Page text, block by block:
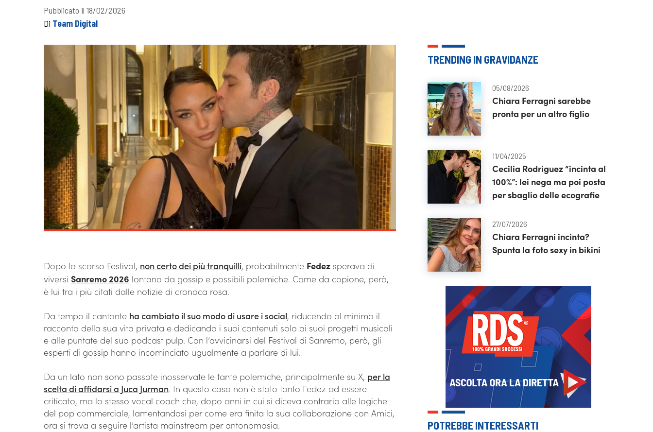
Pubblicato il 18/02/2026
Di Team Digital
Dopo lo scorso Festival, non certo dei più tranquilli, probabilmente Fedez sperava di
viversi Sanremo 2026 lontano da gossip e possibili polemiche. Come da copione, però,
è lui tra i più citati dalle notizie di cronaca rosa.
Da tempo il cantante ha cambiato il suo modo di usare i social, riducendo al minimo il
racconto della sua vita privata e dedicando i suoi contenuti solo ai suoi progetti musicali
e alle puntate del suo podcast pulp. Con l’avvicinarsi del Festival di Sanremo, però, gli
esperti di gossip hanno incominciato ugualmente a parlare di lui.
Da un lato non sono passate inosservate le tante polemiche, principalmente su X, per la
scelta di affidarsi a Juca Jurman. In questo caso non è stato tanto Fedez ad essere
criticato, ma lo stesso vocal coach che, dopo anni in cui si diceva contrario alle logiche
del pop commerciale, lamentandosi per come era finita la sua collaborazione con Amici,
ora si trova a seguire l’artista mainstream per antonomasia.
TRENDING IN GRAVIDANZE
05/08/2026
Chiara Ferragni sarebbe
pronta per un altro figlio
11/04/2025
Cecilia Rodriguez “incinta al
100%”: lei nega ma poi posta
per sbaglio delle ecografie
27/07/2026
Chiara Ferragni incinta?
Spunta la foto sexy in bikini
POTREBBE INTERESSARTI